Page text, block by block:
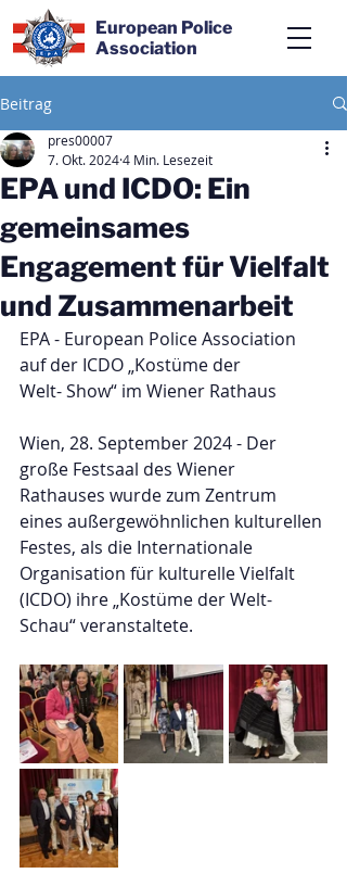
European Police
Association
Beitrag
EPA und ICDO: Ein
gemeinsames
Engagement für Vielfalt
und Zusammenarbeit
pres00007
7. Okt. 20244 Min. Lesezeit
EPA - European Police Association
auf der ICDO „Kostüme der
Welt- Show“ im Wiener Rathaus
Wien, 28. September 2024 - Der
große Festsaal des Wiener
Rathauses wurde zum Zentrum
eines außergewöhnlichen kulturellen
Festes, als die Internationale
Organisation für kulturelle Vielfalt
(ICDO) ihre „Kostüme der Welt-
Schau“ veranstaltete.